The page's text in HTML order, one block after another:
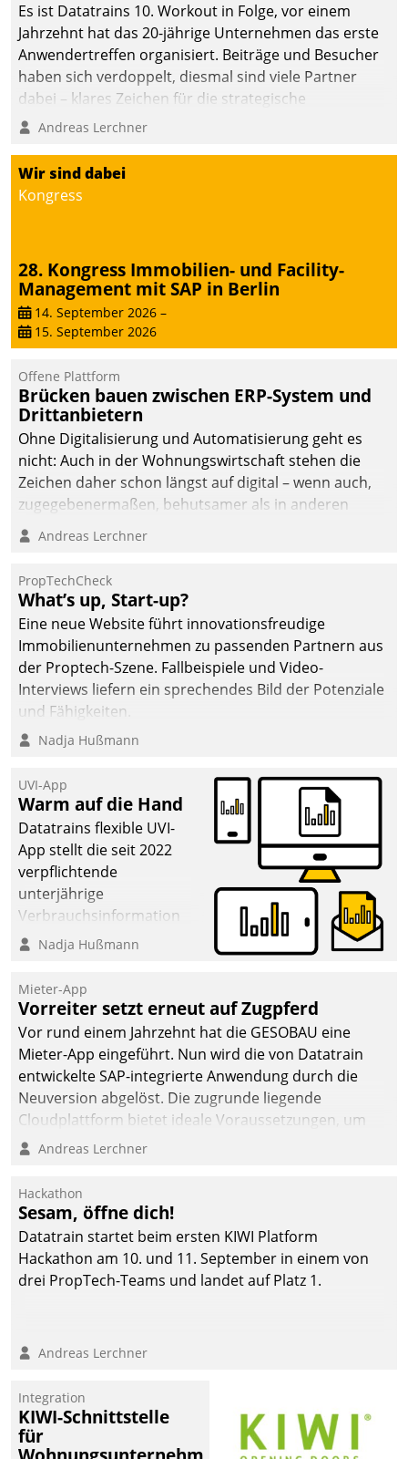
Es ist Datatrains 10. Workout in Folge, vor einem
Jahrzehnt hat das 20-jährige Unternehmen das erste
Anwendertreffen organisiert. Beiträge und Besucher
haben sich verdoppelt, diesmal sind viele Partner
dabei – klares Zeichen für die strategische
Fokussierung auf den Kunden.
Andreas Lerchner
Wir sind dabei
Kongress
28. Kongress Immobilien- und Facility-
Management mit SAP in Berlin
14. September 2026 –
15. September 2026
Offene Plattform
Brücken bauen zwischen ERP-System und
Drittanbietern
Ohne Digitalisierung und Automatisierung geht es
nicht: Auch in der Wohnungswirtschaft stehen die
Zeichen daher schon längst auf digital – wenn auch,
zugegebenermaßen, behutsamer als in anderen
Branchen.
Andreas Lerchner
PropTechCheck
What’s up, Start-up?
Eine neue Website führt innovationsfreudige
Immobilienunternehmen zu passenden Partnern aus
der Proptech-Szene. Fallbeispiele und Video-
Interviews liefern ein sprechendes Bild der Potenziale
und Fähigkeiten.
Nadja Hußmann
UVI-App
Warm auf die Hand
Datatrains flexible UVI-
App stellt die seit 2022
verpflichtende
unterjährige
Verbrauchsinformation
schnell, zuverlässig und
Die monatlichen
Mitteilungen zum
Heizungs- und
Wasserverbrauch gehen
automatisiert, vollständig
und auf Wunsch über
mehrere zuvor
Kommunikationswege bei
Nadja Hußmann
Mieter-App
Vorreiter setzt erneut auf Zugpferd
Vor rund einem Jahrzehnt hat die GESOBAU eine
Mieter-App eingeführt. Nun wird die von Datatrain
entwickelte SAP-integrierte Anwendung durch die
Neuversion abgelöst. Die zugrunde liegende
Cloudplattform bietet ideale Voraussetzungen, um
die Funktionalität der App zu erweitern und weitere
integrieren.
Andreas Lerchner
Hackathon
Sesam, öffne dich!
Datatrain startet beim ersten KIWI Platform
Hackathon am 10. und 11. September in einem von
drei PropTech-Teams und landet auf Platz 1.
Andreas Lerchner
Integration
KIWI-Schnittstelle
für